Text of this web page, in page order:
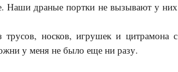
Наши драные портки не вызывают у них
носков, игрушек и цитрамона с
у меня не было еще ни разу.